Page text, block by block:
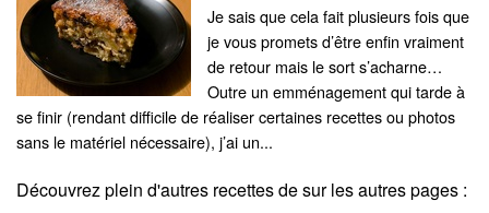
Je sais que cela fait plusieurs fois que
je vous promets d’être enfin vraiment
de retour mais le sort s’acharne…
Outre un emménagement qui tarde à
se finir (rendant difficile de réaliser certaines recettes ou photos
sans le matériel nécessaire), j’ai un...
Découvrez plein d'autres recettes desur les autres pages :